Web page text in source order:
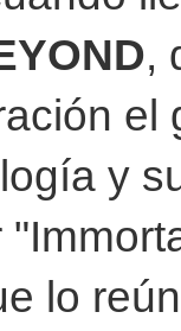
,
el
y
lo